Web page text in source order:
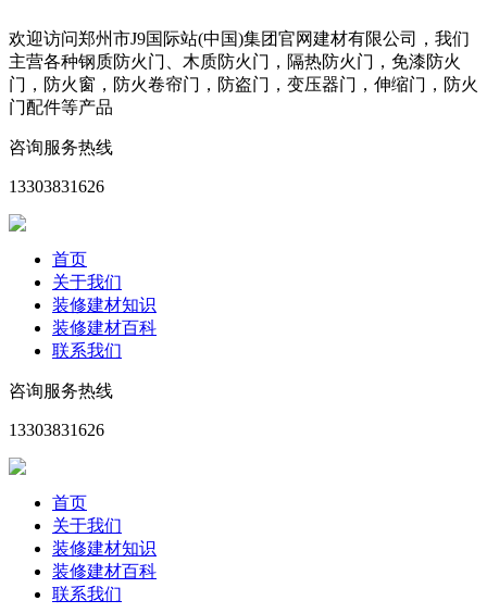
欢迎访问郑州市J9国际站(中国)集团官网建材有限公司，我们
主营各种钢质防火门、木质防火门，隔热防火门，免漆防火
门，防火窗，防火卷帘门，防盗门，变压器门，伸缩门，防火
门配件等产品
咨询服务热线
13303831626
首页
关于我们
装修建材知识
装修建材百科
联系我们
咨询服务热线
13303831626
首页
关于我们
装修建材知识
装修建材百科
联系我们